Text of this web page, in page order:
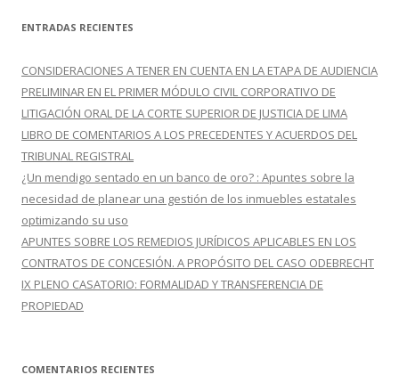
c
r
:
ENTRADAS RECIENTES
CONSIDERACIONES A TENER EN CUENTA EN LA ETAPA DE AUDIENCIA
PRELIMINAR EN EL PRIMER MÓDULO CIVIL CORPORATIVO DE
LITIGACIÓN ORAL DE LA CORTE SUPERIOR DE JUSTICIA DE LIMA
LIBRO DE COMENTARIOS A LOS PRECEDENTES Y ACUERDOS DEL
TRIBUNAL REGISTRAL
¿Un mendigo sentado en un banco de oro? : Apuntes sobre la
necesidad de planear una gestión de los inmuebles estatales
optimizando su uso
APUNTES SOBRE LOS REMEDIOS JURÍDICOS APLICABLES EN LOS
CONTRATOS DE CONCESIÓN. A PROPÓSITO DEL CASO ODEBRECHT
IX PLENO CASATORIO: FORMALIDAD Y TRANSFERENCIA DE
PROPIEDAD
COMENTARIOS RECIENTES